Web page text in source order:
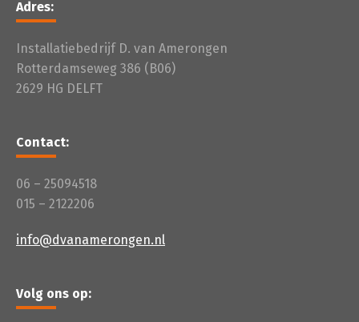
Adres:
Installatiebedrijf D. van Amerongen
Rotterdamseweg 386 (B06)
2629 HG DELFT
Contact:
06 – 25094518
015 – 2122206
info@dvanamerongen.nl
Volg ons op: